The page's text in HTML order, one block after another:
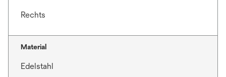
Rechts
Material
Edelstahl